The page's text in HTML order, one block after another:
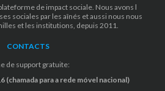
de impact sociale. Nous avons l
sociales par les aînés et aussi nous nous
et les institutions, depuis 2011.
CONTACTS
de support gratuite:
(chamada para a rede móvel nacional)